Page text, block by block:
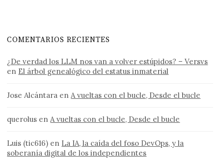
COMENTARIOS RECIENTES
¿De verdad los LLM nos van a volver estúpidos? – Versvs
en El árbol genealógico del estatus inmaterial
Jose Alcántara en A vueltas con el bucle, Desde el bucle
querolus en A vueltas con el bucle, Desde el bucle
Luis (tic616) en La IA, la caída del foso DevOps, y la
soberanía digital de los independientes